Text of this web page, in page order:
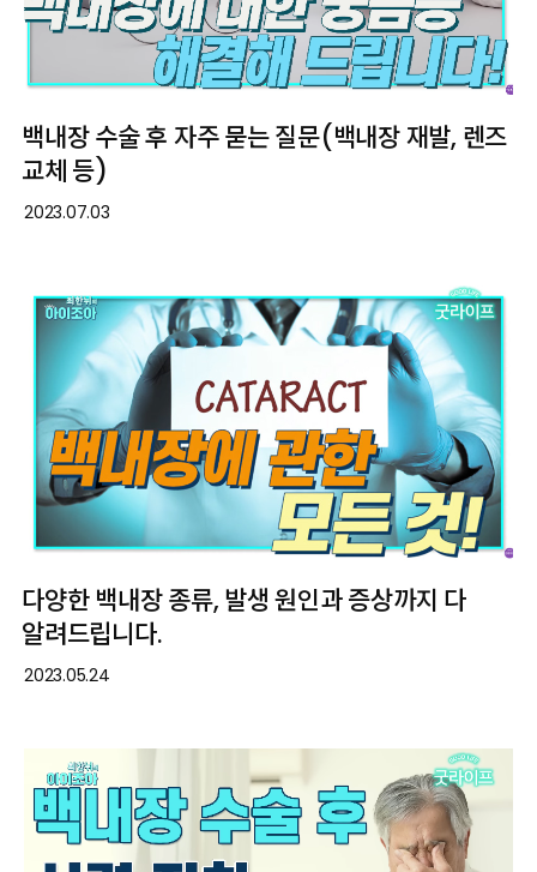
백내장 수술 후 자주 묻는 질문(백내장 재발, 렌즈
교체 등)
2023.07.03
다양한 백내장 종류, 발생 원인과 증상까지 다
알려드립니다.
2023.05.24